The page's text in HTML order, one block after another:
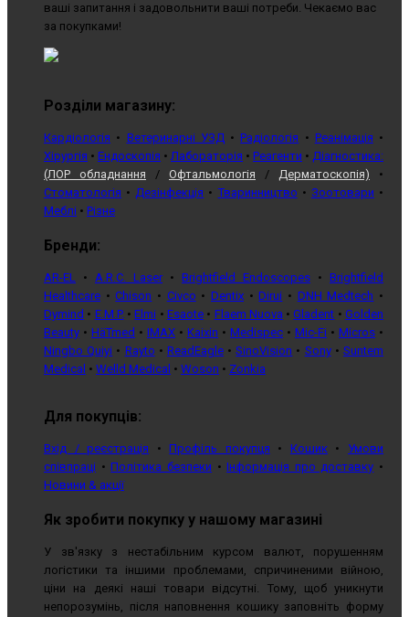
ваші запитання і задовольнити ваші потреби. Чекаємо вас
за покупками!
Розділи магазину:
Кардіологія • Ветеринарні УЗД•Радіологія • Реанімація •
Хірургія • Ендоскопія • Лабораторія • Реагенти • Діагностика:
(ЛОР обладнання / Офтальмологія / Дерматоскопія) •
Стоматологія •Дезінфекція •Тваринництво • Зоотовари •
Меблі • Різне
Бренди:
AR-EL • A.R.C. Laser• Brightfield Endoscopes • Brightfield
Healthcare •Chison • Civco •Dentix •Dirui • DNH Medtech •
Dymind • E.M.P.•Elmi • Esaote• Flaem Nuova •Gladent •Golden
Beauty • HäTmed • IMAX • Kaixin • Medispec • Mic-Fi • Micros •
Ningbo Quiyi • Rayto • ReadEagle•SinoVision • Sony•Suntem
Medical • Welld Medical • Woson • Zonkia
Для покупців:
Вхід / реєстрація •Профіль покупця • Кошик• Умови
співпраці •Політика безпеки •Інформація про доставку •
Новини & акції
Як зробити покупку у нашому магазині
У зв'язку з нестабільним курсом валют, порушенням
логістики та іншими проблемами, спричиненими війною,
ціни на деякі наші товари відсутні. Тому, щоб уникнути
непорозумінь, після наповнення кошику заповніть форму